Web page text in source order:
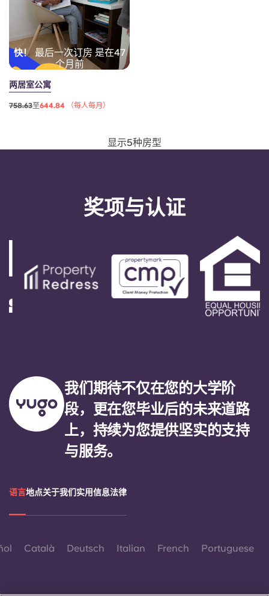
快！ 最后一次订房 是在47
个月前
两居室公寓
758.63至644.84 （每人每月）
显示5种房型
奖项与认证
我们期待不仅在您的大学阶
段，更在您毕业后的未来道路
上，持续为您提供坚实的支持
与服务。
语言地点关于我们实用信息法律
Català Deutsch Italian French Portuguese